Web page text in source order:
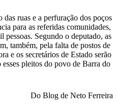
das ruas e a perfuração dos poços
para as referidas comunidades,
pessoas. Segundo o deputado, as
também, pela falta de postos de
e os secretários de Estado serão
esses pleitos do povo de Barra do
Do Blog de Neto Ferreira